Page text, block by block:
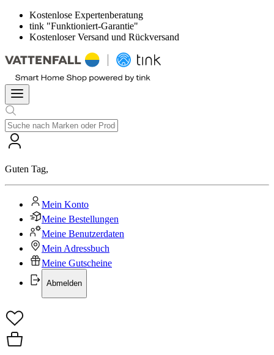
Kostenlose Expertenberatung
tink "Funktioniert-Garantie"
Kostenloser Versand und Rückversand
Guten Tag,
Mein Konto
Meine Bestellungen
Meine Benutzerdaten
Mein Adressbuch
Meine Gutscheine
Abmelden